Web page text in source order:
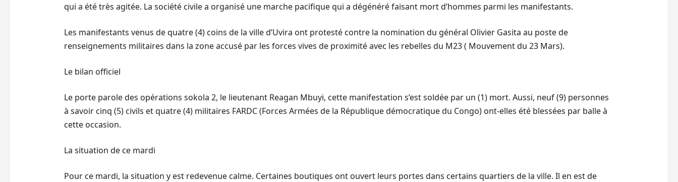
qui a été très agitée. La société civile a organisé une marche pacifique qui a dégénéré faisant mort d’hommes parmi les manifestants.
Les manifestants venus de quatre (4) coins de la ville d’Uvira ont protesté contre la nomination du général Olivier Gasita au poste de
renseignements militaires dans la zone accusé par les forces vives de proximité avec les rebelles du M23 ( Mouvement du 23 Mars).
Le bilan officiel
Le porte parole des opérations sokola 2, le lieutenant Reagan Mbuyi, cette manifestation s’est soldée par un (1) mort. Aussi, neuf (9) personnes
à savoir cinq (5) civils et quatre (4) militaires FARDC (Forces Armées de la République démocratique du Congo) ont-elles été blessées par balle à
cette occasion.
La situation de ce mardi
Pour ce mardi, la situation y est redevenue calme. Certaines boutiques ont ouvert leurs portes dans certains quartiers de la ville. Il en est de